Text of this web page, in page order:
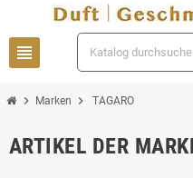
view_headline
chevron_right Marken chevron_right TAGARO
ARTIKEL DER